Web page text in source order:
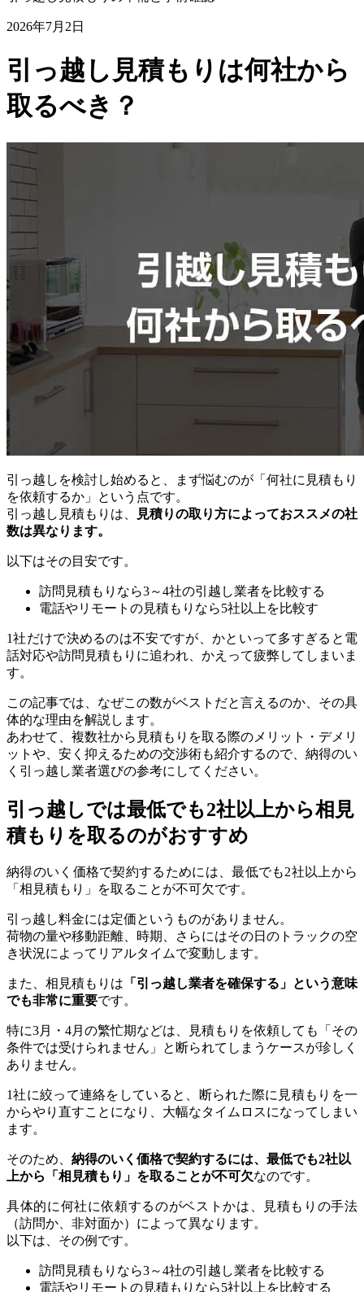
2026年7月2日
引っ越し見積もりは何社から
取るべき？
引っ越しを検討し始めると、まず悩むのが「何社に見積もり
を依頼するか」という点です。
引っ越し見積もりは、
見積りの取り方によっておススメの社
数は異なります。
以下はその目安です。
訪問見積もりなら3～4社の引越し業者を比較する
電話やリモートの見積もりなら5社以上を比較す
1社だけで決めるのは不安ですが、かといって多すぎると電
話対応や訪問見積もりに追われ、かえって疲弊してしまいま
す。
この記事では、なぜこの数がベストだと言えるのか、その具
体的な理由を解説します。
あわせて、複数社から見積もりを取る際のメリット・デメリ
ットや、安く抑えるための交渉術も紹介するので、納得のい
く引っ越し業者選びの参考にしてください。
引っ越しでは最低でも2社以上から相見
積もりを取るのがおすすめ
納得のいく価格で契約するためには、最低でも2社以上から
「相見積もり」を取ることが不可欠です。
引っ越し料金には定価というものがありません。
荷物の量や移動距離、時期、さらにはその日のトラックの空
き状況によってリアルタイムで変動します。
また、相見積もりは 「引っ越し業者を確保する」という意味
でも非常に重要です。
特に3月・4月の繁忙期などは、見積もりを依頼しても「その
条件では受けられません」と断られてしまうケースが珍しく
ありません。
1社に絞って連絡をしていると、断られた際に見積もりを一
からやり直すことになり、大幅なタイムロスになってしまい
ます。
そのため、 納得のいく価格で契約するには、最低でも2社以
上から「相見積もり」を取ることが不可欠なのです。
具体的に何社に依頼するのがベストかは、見積もりの手法
（訪問か、非対面か）によって異なります。
以下は、その例です。
訪問見積もりなら3～4社の引越し業者を比較する
電話やリモートの見積もりなら5社以上を比較する